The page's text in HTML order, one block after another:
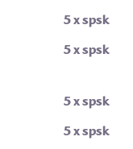
5x spsk
5x spsk
5x spsk
5x spsk